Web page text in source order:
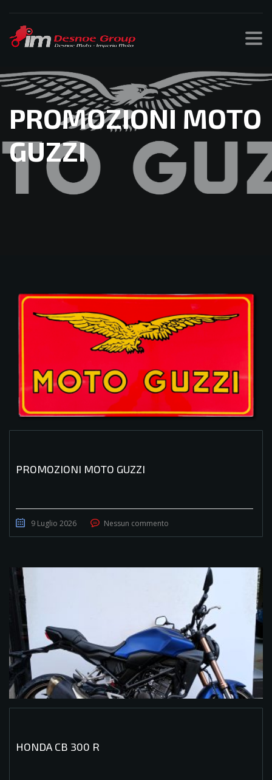
PROMOZIONI MOTO
GUZZI
PROMOZIONI MOTO GUZZI
9 Luglio 2026 Nessun commento
HONDA CB 300 R